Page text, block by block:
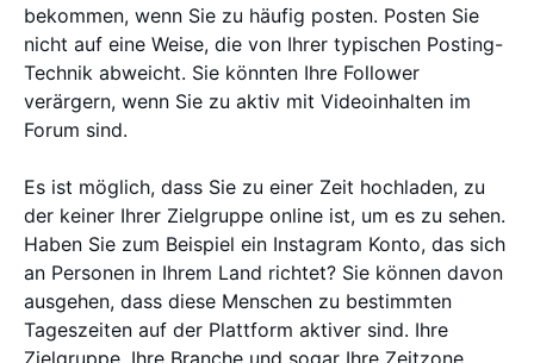
bekommen, wenn Sie zu häufig posten. Posten Sie
nicht auf eine Weise, die von Ihrer typischen Posting-
Technik abweicht. Sie könnten Ihre Follower
verärgern, wenn Sie zu aktiv mit Videoinhalten im
Forum sind.
Es ist möglich, dass Sie zu einer Zeit hochladen, zu
der keiner Ihrer Zielgruppe online ist, um es zu sehen.
Haben Sie zum Beispiel ein Instagram Konto, das sich
an Personen in Ihrem Land richtet? Sie können davon
ausgehen, dass diese Menschen zu bestimmten
Tageszeiten auf der Plattform aktiver sind. Ihre
Zielgruppe, Ihre Branche und sogar Ihre Zeitzone